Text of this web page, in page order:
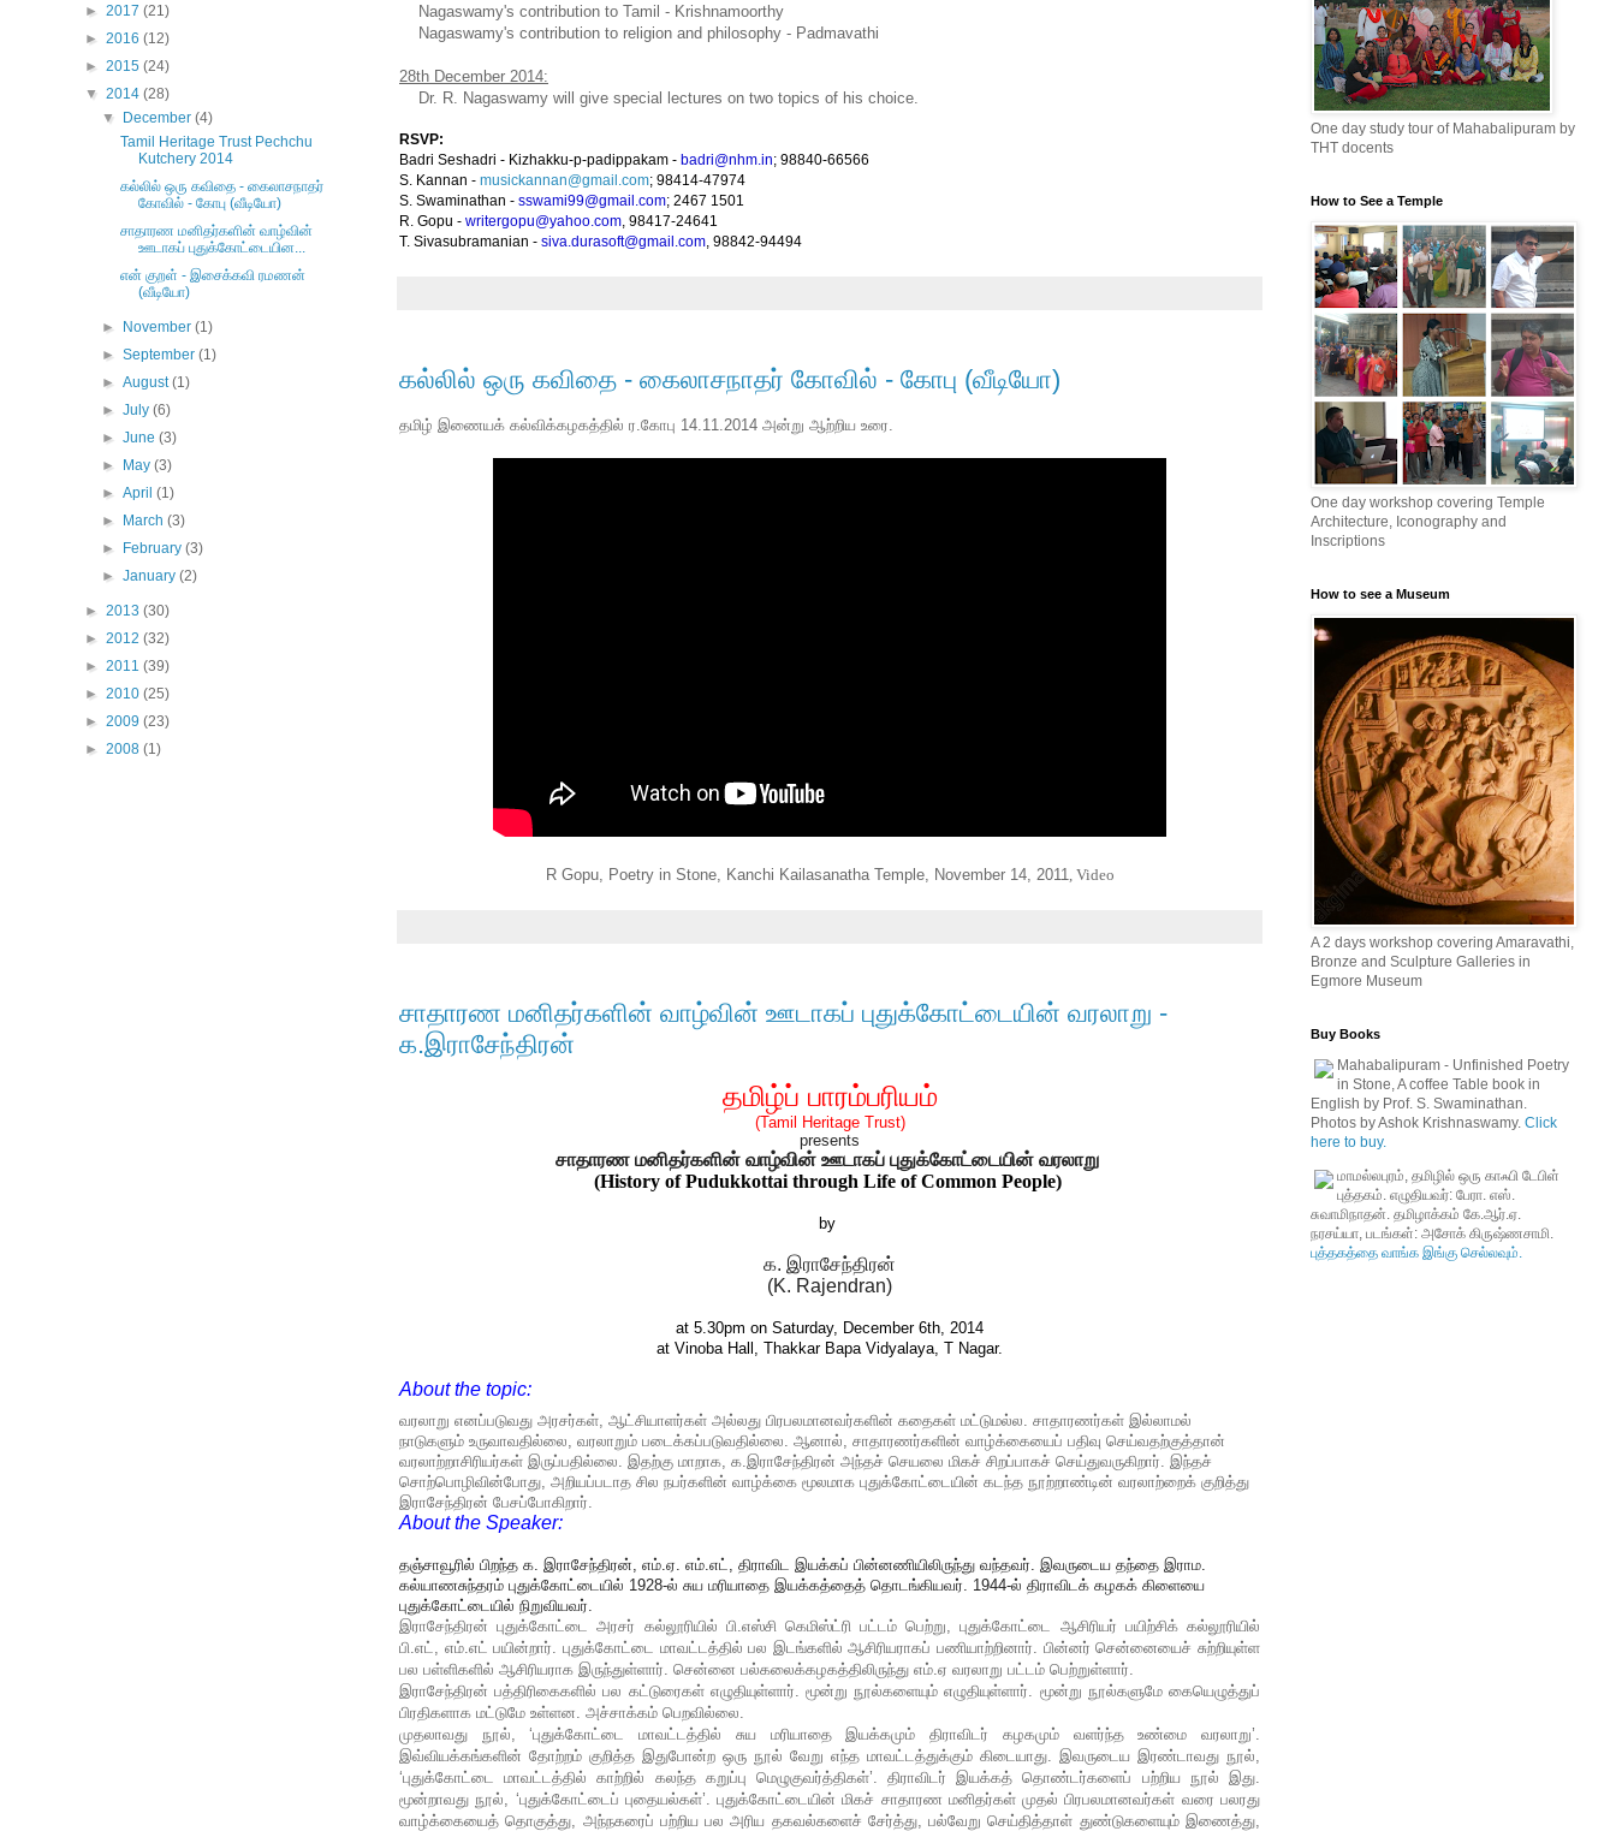
Nagaswamy's contribution to Tamil - Krishnamoorthy
Nagaswamy's contribution to religion and philosophy - Padmavathi
28th December 2014:
Dr. R. Nagaswamy will give special lectures on two topics of his choice.
RSVP:
Badri Seshadri - Kizhakku-p-padippakam - badri@nhm.in; 98840-66566
S. Kannan - musickannan@gmail.com; 98414-47974
S. Swaminathan - sswami99@gmail.com; 2467 1501
R. Gopu - writergopu@yahoo.com , 98417-24641
T. Sivasubramanian - siva.durasoft@gmail.com , 98842-94494
கல்லில் ஒரு கவிதை - கைலாசநாதர் கோவில் - கோபு (வீடியோ)
தமிழ் இணையக் கல்விக்கழகத்தில் ர.கோபு 14.11.2014 அன்று ஆற்றிய உரை.
R Gopu, Poetry in Stone, Kanchi Kailasanatha Temple, November 14, 2011 , Video
சாதாரண மனிதர்களின் வாழ்வின் ஊடாகப் புதுக்கோட்டையின் வரலாறு -
க.இராசேந்திரன்
தமிழ்ப் பாரம்பரியம்
(Tamil Heritage Trust)
presents
சாதாரண மனிதர்களின் வாழ்வின் ஊடாகப் புதுக்கோட்டையின் வரலாறு
(History of Pudukkottai through Life of Common People)
by
க. இராசேந்திரன்
(K. Rajendran)
at 5.30pm on Saturday, December 6th, 2014
at Vinoba Hall, Thakkar Bapa Vidyalaya, T Nagar.
About the topic:
வரலாறு எனப்படுவது அரசர்கள், ஆட்சியாளர்கள் அல்லது பிரபலமானவர்களின் கதைகள் மட்டுமல்ல. சாதாரணர்கள் இல்லாமல்
நாடுகளும் உருவாவதில்லை, வரலாறும் படைக்கப்படுவதில்லை. ஆனால், சாதாரணர்களின் வாழ்க்கையைப் பதிவு செய்வதற்குத்தான்
வரலாற்றாசிரியர்கள் இருப்பதில்லை. இதற்கு மாறாக, க.இராசேந்திரன் அந்தச் செயலை மிகச் சிறப்பாகச் செய்துவருகிறார். இந்தச்
சொற்பொழிவின்போது, அறியப்படாத சில நபர்களின் வாழ்க்கை மூலமாக புதுக்கோட்டையின் கடந்த நூற்றாண்டின் வரலாற்றைக் குறித்து
இராசேந்திரன் பேசப்போகிறார்.
About the Speaker:
தஞ்சாவூரில் பிறந்த க. இராசேந்திரன், எம்.ஏ. எம்.எட், திராவிட இயக்கப் பின்னணியிலிருந்து வந்தவர். இவருடைய தந்தை இராம.
கல்யாணசுந்தரம் புதுக்கோட்டையில் 1928-ல் சுய மரியாதை இயக்கத்தைத் தொடங்கியவர். 1944-ல் திராவிடக் கழகக் கிளையை
புதுக்கோட்டையில் நிறுவியவர்.
இராசேந்திரன் புதுக்கோட்டை அரசர் கல்லூரியில் பி.எஸ்சி கெமிஸ்ட்ரி பட்டம் பெற்று, புதுக்கோட்டை ஆசிரியர் பயிற்சிக் கல்லூரியில்
பி.எட், எம்.எட் பயின்றார். புதுக்கோட்டை மாவட்டத்தில் பல இடங்களில் ஆசிரியராகப் பணியாற்றினார். பின்னர் சென்னையைச் சுற்றியுள்ள
பல பள்ளிகளில் ஆசிரியராக இருந்துள்ளார். சென்னை பல்கலைக்கழகத்திலிருந்து எம்.ஏ வரலாறு பட்டம் பெற்றுள்ளார்.
இராசேந்திரன் பத்திரிகைகளில் பல கட்டுரைகள் எழுதியுள்ளார். மூன்று நூல்களையும் எழுதியுள்ளார். மூன்று நூல்களுமே கையெழுத்துப்
பிரதிகளாக மட்டுமே உள்ளன. அச்சாக்கம் பெறவில்லை.
முதலாவது நூல், ‘புதுக்கோட்டை மாவட்டத்தில் சுய மரியாதை இயக்கமும் திராவிடர் கழகமும் வளர்ந்த உண்மை வரலாறு’.
இவ்வியக்கங்களின் தோற்றம் குறித்த இதுபோன்ற ஒரு நூல் வேறு எந்த மாவட்டத்துக்கும் கிடையாது. இவருடைய இரண்டாவது நூல்,
‘புதுக்கோட்டை மாவட்டத்தில் காற்றில் கலந்த கறுப்பு மெழுகுவர்த்திகள்’. திராவிடர் இயக்கத் தொண்டர்களைப் பற்றிய நூல் இது.
மூன்றாவது நூல், ‘புதுக்கோட்டைப் புதையல்கள்’. புதுக்கோட்டையின் மிகச் சாதாரண மனிதர்கள் முதல் பிரபலமானவர்கள் வரை பலரது
வாழ்க்கையைத் தொகுத்து, அந்நகரைப் பற்றிய பல அரிய தகவல்களைச் சேர்த்து, பல்வேறு செய்தித்தாள் துண்டுகளையும் இணைத்து,
► 2017 (21)
► 2016 (12)
► 2015 (24)
▼ 2014 (28)
▼
December(4)
Tamil Heritage Trust Pechchu
Kutchery 2014
கல்லில் ஒரு கவிதை - கைலாசநாதர்
கோவில் - கோபு (வீடியோ)
சாதாரண மனிதர்களின் வாழ்வின்
ஊடாகப் புதுக்கோட்டையின...
என் குறள் - இசைக்கவி ரமணன்
(வீடியோ)
► November(1)
►September(1)
►August(1)
►July(6)
►June(3)
►
May(3)
►April(1)
►
March(3)
►
February(3)
►January(2)
► 2013 (30)
► 2012 (32)
► 2011 (39)
► 2010 (25)
► 2009 (23)
► 2008 (1)
One day study tour of Mahabalipuram by
THT docents
How to See a Temple
One day workshop covering Temple
Architecture, Iconography and
Inscriptions
How to see a Museum
A 2 days workshop covering Amaravathi,
Bronze and Sculpture Galleries in
Egmore Museum
Buy Books
Mahabalipuram - Unfinished Poetry
in Stone, A coffee Table book in
English by Prof. S. Swaminathan.
Photos by Ashok Krishnaswamy. Click
here to buy.
மாமல்லபுரம், தமிழில் ஒரு காஃபி டேபிள்
புத்தகம். எழுதியவர்: பேரா. எஸ்.
சுவாமிநாதன். தமிழாக்கம் கே.ஆர்.ஏ.
நரசய்யா, படங்கள்: அசோக் கிருஷ்ணசாமி.
புத்தகத்தை வாங்க இங்கு செல்லவும்.